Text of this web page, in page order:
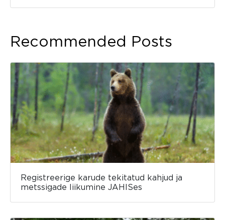
Recommended Posts
Registreerige karude tekitatud kahjud ja
metssigade liikumine JAHISes